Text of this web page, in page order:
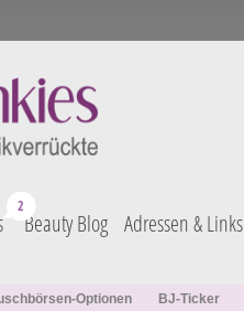
Beauty Blog Adressen & Links
Optionen BJ-Ticker